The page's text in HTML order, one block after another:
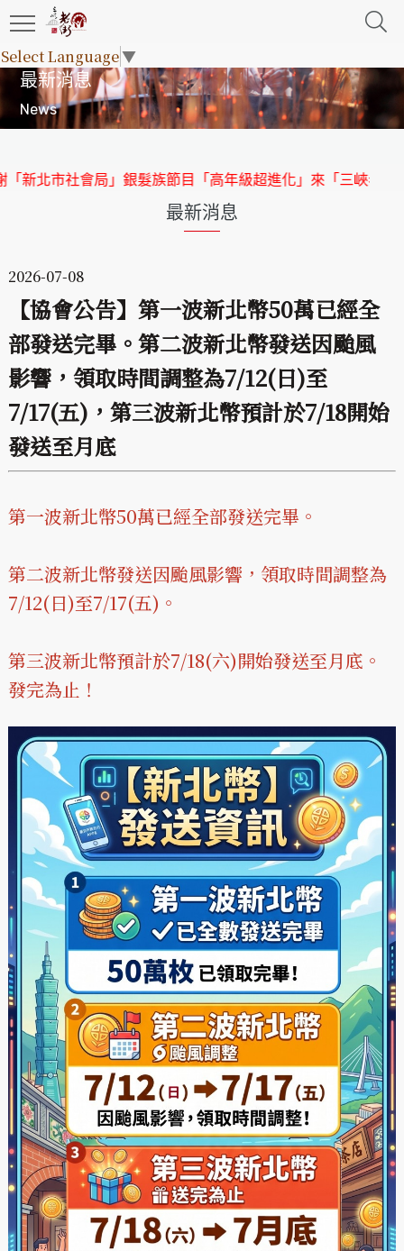
Select Language▼
最新消息
News
市社會局」銀髮族節目「高年級超進化」來「三峽老街」取
最新消息
2026-07-08
【協會公告】第一波新北幣50萬已經全
部發送完畢。第二波新北幣發送因颱風
影響，領取時間調整為7/12(日)至
7/17(五)，第三波新北幣預計於7/18開始
發送至月底
第一波新北幣50萬已經全部發送完畢。
第二波新北幣發送因颱風影響，領取時間調整為
7/12(日)至7/17(五)。
第三波新北幣預計於7/18(六)開始發送至月底。
發完為止！